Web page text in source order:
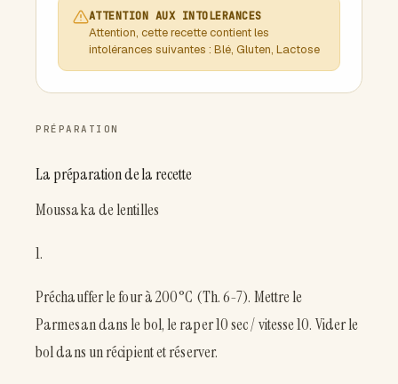
ATTENTION AUX INTOLERANCES
Attention, cette recette contient les
intolérances suivantes : Blé, Gluten, Lactose
PRÉPARATION
La préparation de la recette
Moussaka de lentilles
1.
Préchauffer le four à 200°C (Th. 6-7). Mettre le
Parmesan dans le bol, le raper 10 sec / vitesse 10. Vider le
bol dans un récipient et réserver.